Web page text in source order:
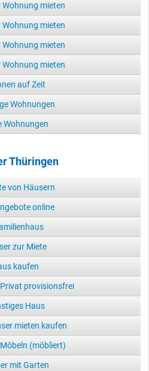
Wohnung mieten
Wohnung mieten
Wohnung mieten
Wohnung mieten
auf Zeit
Wohnungen
Wohnungen
Thüringen
von Häusern
online
zur Miete
kaufen
provisionsfrei
Haus
mieten kaufen
(möbliert)
mit Garten